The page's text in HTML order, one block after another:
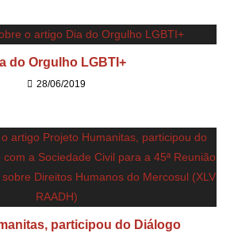
do Orgulho LGBTI+
28/06/2019
participou do Diálogo